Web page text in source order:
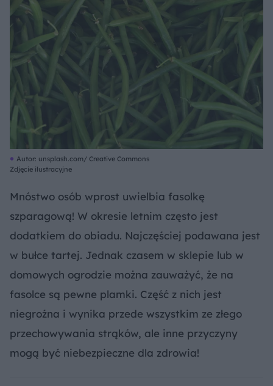
Autor: unsplash.com/ Creative Commons
Zdjęcie ilustracyjne
Mnóstwo osób wprost uwielbia fasolkę
szparagową! W okresie letnim często jest
dodatkiem do obiadu. Najczęściej podawana jest
w bułce tartej. Jednak czasem w sklepie lub w
domowych ogrodzie można zauważyć, że na
fasolce są pewne plamki. Część z nich jest
niegroźna i wynika przede wszystkim ze złego
przechowywania strąków, ale inne przyczyny
mogą być niebezpieczne dla zdrowia!